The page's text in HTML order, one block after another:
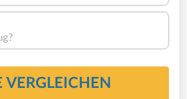
VERGLEICHEN